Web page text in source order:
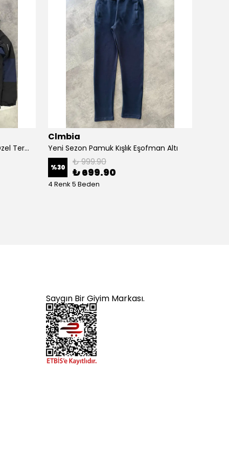
Yeni Sezon Premium Termal Özel Termal Kar Montu
Clmbia
Yeni Sezon Pamuk Kışlık Eşofman Altı
%30 ₺ 999.90
₺ 699.90
4 Renk 5 Beden
Saygın Bir Giyim Markası.